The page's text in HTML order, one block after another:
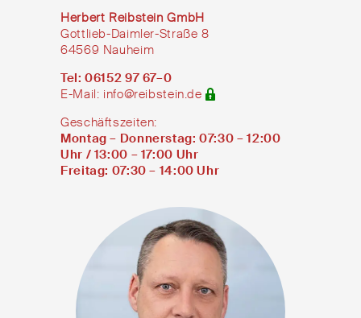
Herbert Reibstein GmbH
Gottlieb-Daimler-Straße 8
64569 Nauheim
Tel: 06152 97 67–0
E-Mail: info@reibstein.de
Geschäftszeiten:
Montag – Donnerstag: 07:30 – 12:00
Uhr / 13:00 – 17:00 Uhr
Freitag: 07:30 – 14:00 Uhr